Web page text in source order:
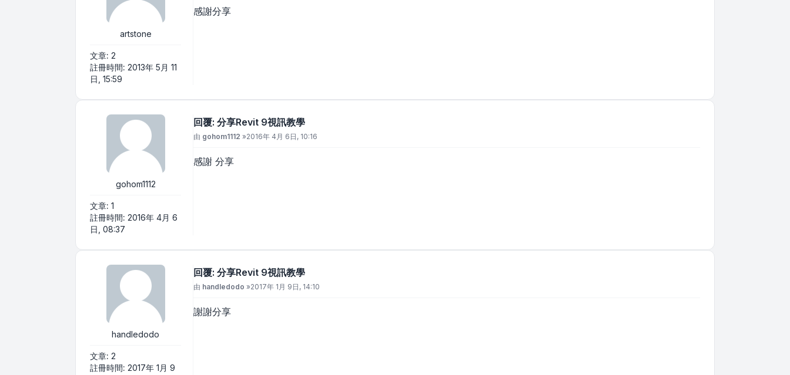
artstone
文章: 2
註冊時間: 2013年 5月 11
日, 15:59
感謝分享
gohom1112
文章: 1
註冊時間: 2016年 4月 6
日, 08:37
回覆: 分享Revit 9視訊教學
文章
由 gohom1112 »2016年 4月 6日, 10:16
感謝 分享
handledodo
文章: 2
註冊時間: 2017年 1月 9
回覆: 分享Revit 9視訊教學
文章
由 handledodo »2017年 1月 9日, 14:10
謝謝分享